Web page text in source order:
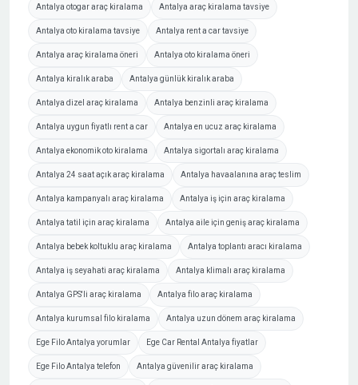
Antalya otogar araç kiralama Antalya araç kiralama tavsiye
Antalya oto kiralama tavsiye Antalya rent a car tavsiye
Antalya araç kiralama öneri Antalya oto kiralama öneri
Antalya kiralık araba Antalya günlük kiralık araba
Antalya dizel araç kiralama Antalya benzinli araç kiralama
Antalya uygun fiyatlı rent a car Antalya en ucuz araç kiralama
Antalya ekonomik oto kiralama Antalya sigortalı araç kiralama
Antalya 24 saat açık araç kiralama Antalya havaalanına araç teslim
Antalya kampanyalı araç kiralama Antalya iş için araç kiralama
Antalya tatil için araç kiralama Antalya aile için geniş araç kiralama
Antalya bebek koltuklu araç kiralama Antalya toplantı aracı kiralama
Antalya iş seyahati araç kiralama Antalya klimalı araç kiralama
Antalya GPS'li araç kiralama Antalya filo araç kiralama
Antalya kurumsal filo kiralama Antalya uzun dönem araç kiralama
Ege Filo Antalya yorumlar Ege Car Rental Antalya fiyatlar
Ege Filo Antalya telefon Antalya güvenilir araç kiralama